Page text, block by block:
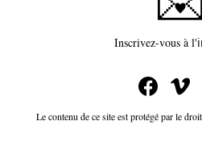
Inscrivez-vous à l'
Le contenu de ce site est protégé par le